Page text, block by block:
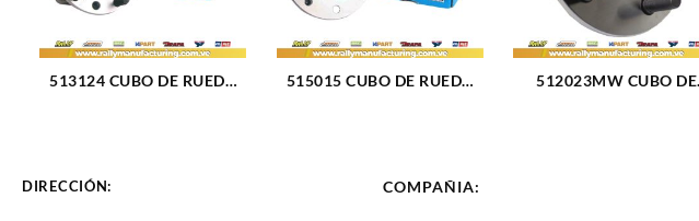
513124 CUBO DE RUEDA
515015 CUBO DE RUEDA
512023MW CUBO DE
DIRECCIÓN: COMPAÑIA: